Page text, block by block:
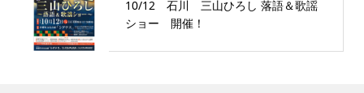
10/12 石川 三山ひろし 落語＆歌謡
ショー 開催！